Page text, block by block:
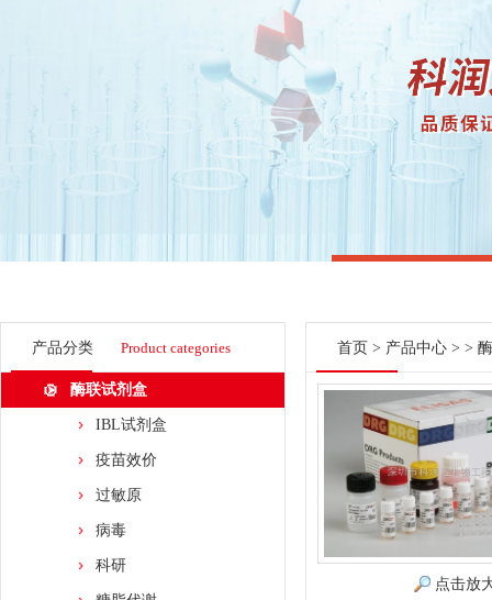
产品分类 Product categories
酶联试剂盒
IBL试剂盒
疫苗效价
过敏原
病毒
科研
首页 > 产品中心 > >
点击放